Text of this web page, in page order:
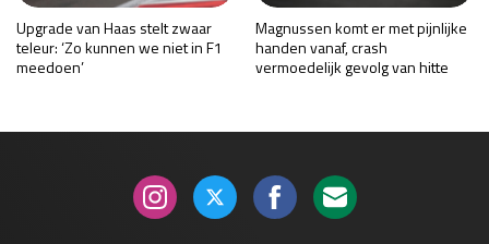
Upgrade van Haas stelt zwaar
teleur: ‘Zo kunnen we niet in F1
meedoen’
Magnussen komt er met pijnlijke
handen vanaf, crash
vermoedelijk gevolg van hitte